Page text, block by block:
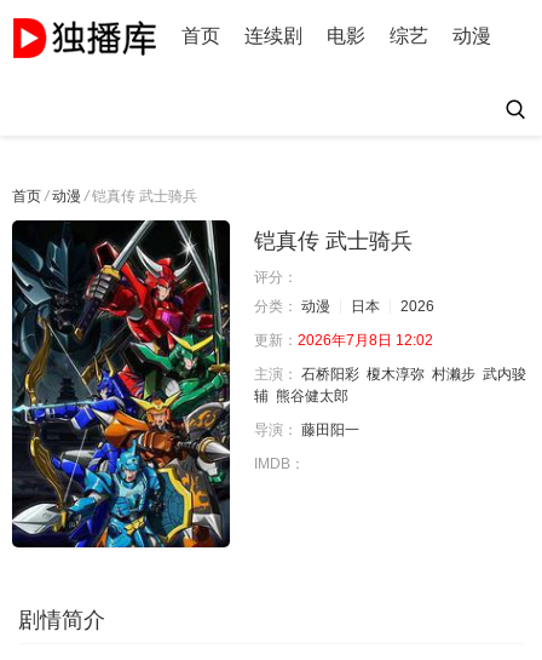
首页 连续剧 电影 综艺 动漫
首页 / 动漫 / 铠真传 武士骑兵
铠真传 武士骑兵
评分：
分类： 动漫 日本
2026
更新： 2026年7月8日 12:02
主演： 石桥阳彩 榎木淳弥 村濑步 武内骏
辅 熊谷健太郎
导演： 藤田阳一
IMDB：
剧情简介